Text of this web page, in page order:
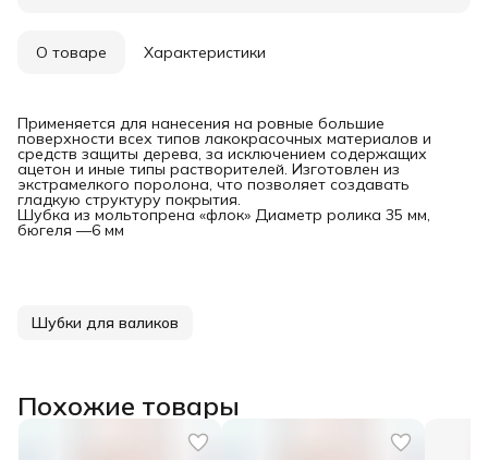
О товаре Характеристики
Применяется для нанесения на ровные большие
поверхности всех типов лакокрасочных материалов и
средств защиты дерева, за исключением содержащих
ацетон и иные типы растворителей. Изготовлен из
экстрамелкого поролона, что позволяет создавать
гладкую структуру покрытия.
Шубка из мольтопрена «флок» Диаметр ролика 35 мм,
бюгеля —6 мм
Шубки для валиков
Похожие товары